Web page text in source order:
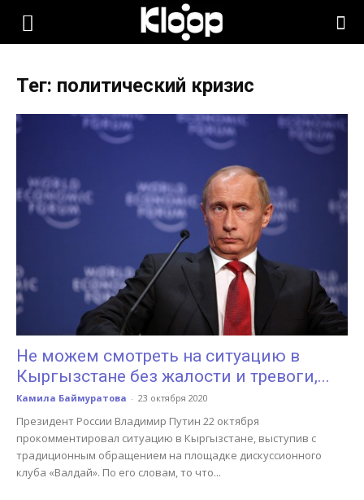
KLOOP.KG
Кыргызстана
Тег: политический кризис
Не можем смотреть на ситуацию в
Кыргызстане без жалости и тревоги,...
Камила Баймуратова - 23 октября 2020
Президент России Владимир Путин 22 октября
прокомментировал ситуацию в Кыргызстане, выступив с
традиционным обращением на площадке дискуссионного
клуба «Валдай». По его словам, то что...